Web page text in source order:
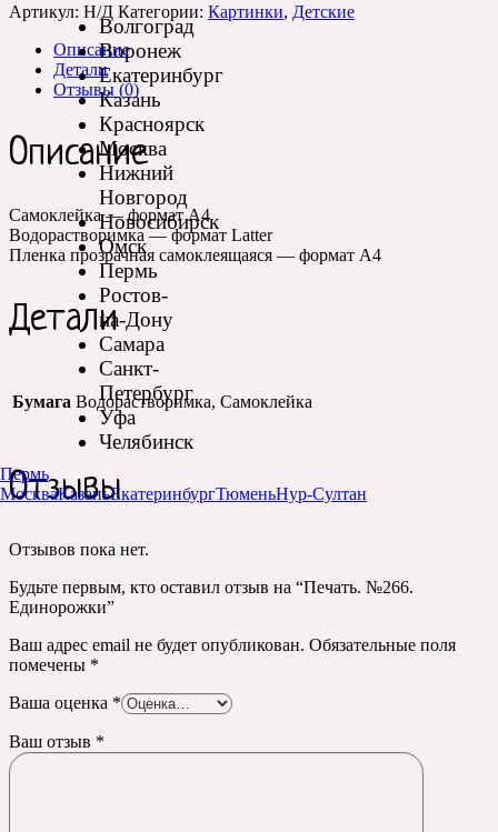
Волгоград
Воронеж
Екатеринбург
Казань
Красноярск
Москва
Нижний
Новгород
Новосибирск
Омск
Пермь
Ростов-
на-Дону
Самара
Санкт-
Петербург
Уфа
Челябинск
Пермь
МоскваКазаньЕкатеринбургТюменьНур-Султан
Артикул: Н/Д Категории: Картинки, Детские
Описание
Детали
Отзывы (0)
Описание
Самоклейка — формат А4
Водорастворимка — формат Latter
Пленка прозрачная самоклеящаяся — формат А4
Детали
Бумага Водорастворимка, Самоклейка
Отзывы
Отзывов пока нет.
Будьте первым, кто оставил отзыв на “Печать. №266.
Единорожки”
Ваш адрес email не будет опубликован. Обязательные поля
помечены *
Ваша оценка *
Ваш отзыв *